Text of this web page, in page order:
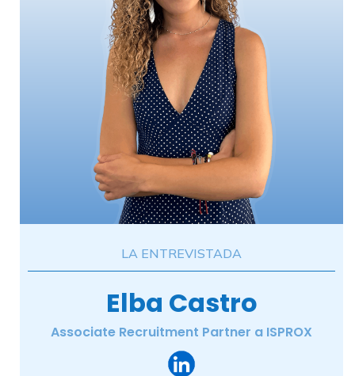
LA ENTREVISTADA
Elba Castro
Associate Recruitment Partner a ISPROX